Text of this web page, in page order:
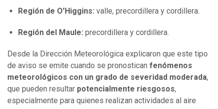
Región de O’Higgins: valle, precordillera y cordillera.
Región del Maule: precordillera y cordillera.
Desde la Dirección Meteorológica explicaron que este tipo
de aviso se emite cuando se pronostican fenómenos
meteorológicos con un grado de severidad moderada,
que pueden resultar potencialmente riesgosos,
especialmente para quienes realizan actividades al aire